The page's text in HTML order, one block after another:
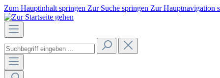
Zum Hauptinhalt springen Zur Suche springen Zur Hauptnavigation